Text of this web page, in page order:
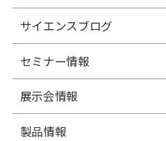
サイエンスブログ
セミナー情報
展⽰会情報
製品情報